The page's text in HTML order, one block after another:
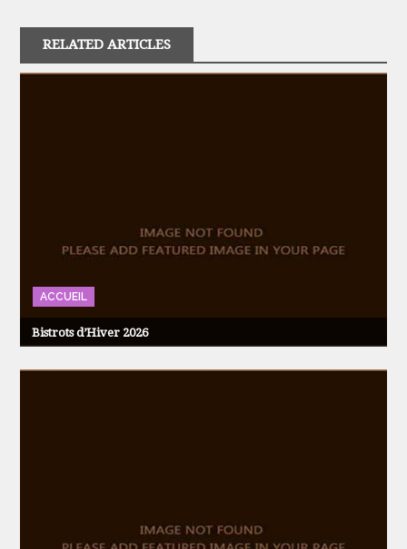
RELATED ARTICLES
ACCUEIL
Bistrots d’Hiver 2026